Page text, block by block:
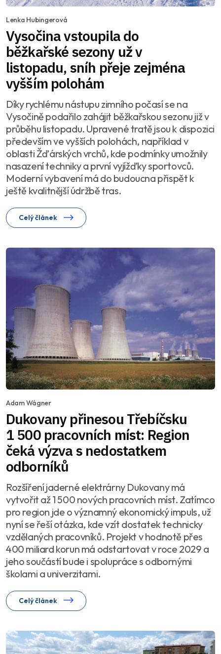
Lenka Hubingerová
Vysočina vstoupila do
běžkařské sezony už v
listopadu, sníh přeje zejména
vyšším polohám
Díky rychlému nástupu zimního počasí se na
Vysočině podařilo zahájit běžkařskou sezonu již v
průběhu listopadu. Upravené tratě jsou k dispozici
především ve vyšších polohách, například v
oblasti Žďárských vrchů, kde podmínky umožnily
nasazení techniky a první vyjížďky sportovců.
Moderní vybavení má do budoucna přispět k
ještě kvalitnější údržbě tras.
Celý článek
Adam Wágner
Dukovany přinesou Třebíčsku
1 500 pracovních míst: Region
čeká výzva s nedostatkem
odborníků
Rozšíření jaderné elektrárny Dukovany má
vytvořit až 1 500 nových pracovních míst. Zatímco
pro region jde o významný ekonomický impuls, už
nyní se řeší otázka, kde vzít dostatek technicky
vzdělaných pracovníků. Projekt v hodnotě přes
400 miliard korun má odstartovat v roce 2029 a
jeho součástí bude i spolupráce s odbornými
školami a univerzitami.
Celý článek